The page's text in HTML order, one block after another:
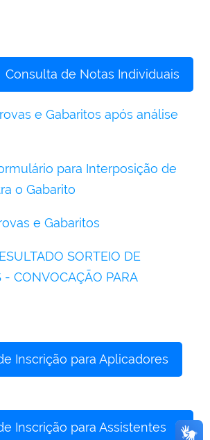
Consulta de Notas Individuais
e Gabaritos após análise
para Interposição de
o Gabarito
e Gabaritos
SORTEIO DE
- CONVOCAÇÃO PARA
Inscrição para Aplicadores
Inscrição para Assistentes